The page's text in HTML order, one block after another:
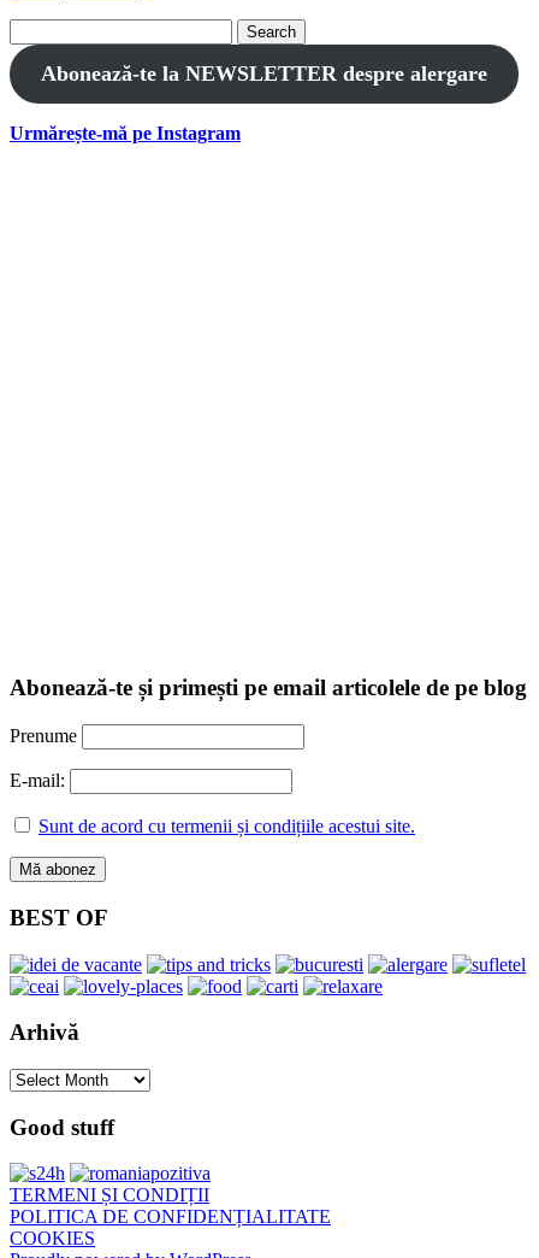
for:
Abonează-te la NEWSLETTER despre alergare
Urmărește-mă pe Instagram
Abonează-te și primești pe email articolele de pe blog
Prenume
E-mail:
Sunt de acord cu termenii și condițiile acestui site.
BEST OF
Arhivă
Arhivă
Good stuff
TERMENI ȘI CONDIȚII
POLITICA DE CONFIDENȚIALITATE
COOKIES